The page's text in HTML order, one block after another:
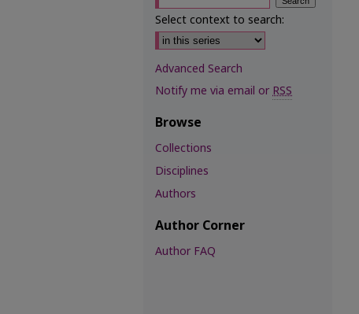
Select context to search:
Advanced Search
Notify me via email orRSS
Browse
Collections
Disciplines
Authors
Author Corner
Author FAQ